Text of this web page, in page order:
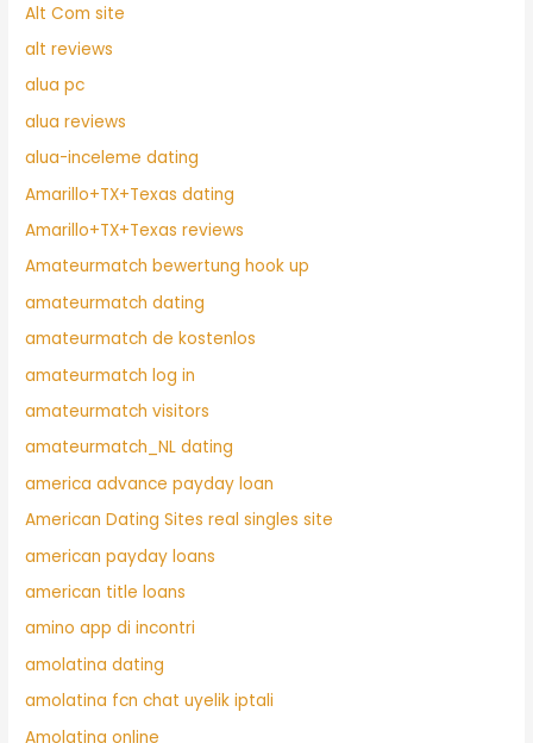
Alt Com site
alt reviews
alua pc
alua reviews
alua-inceleme dating
Amarillo+TX+Texas dating
Amarillo+TX+Texas reviews
Amateurmatch bewertung hook up
amateurmatch dating
amateurmatch de kostenlos
amateurmatch log in
amateurmatch visitors
amateurmatch_NL dating
america advance payday loan
American Dating Sites real singles site
american payday loans
american title loans
amino app di incontri
amolatina dating
amolatina fcn chat uyelik iptali
Amolatina online